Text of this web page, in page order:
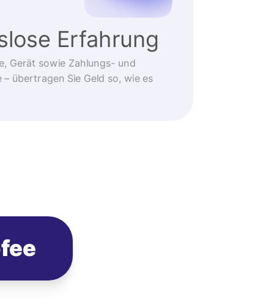
Erfahrung
Gerät sowie Zahlungs- und
übertragen Sie Geld so, wie es